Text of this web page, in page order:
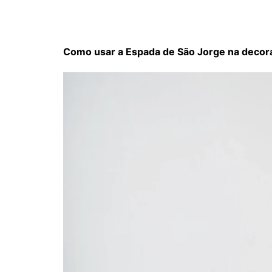
Como usar a Espada de São Jorge na